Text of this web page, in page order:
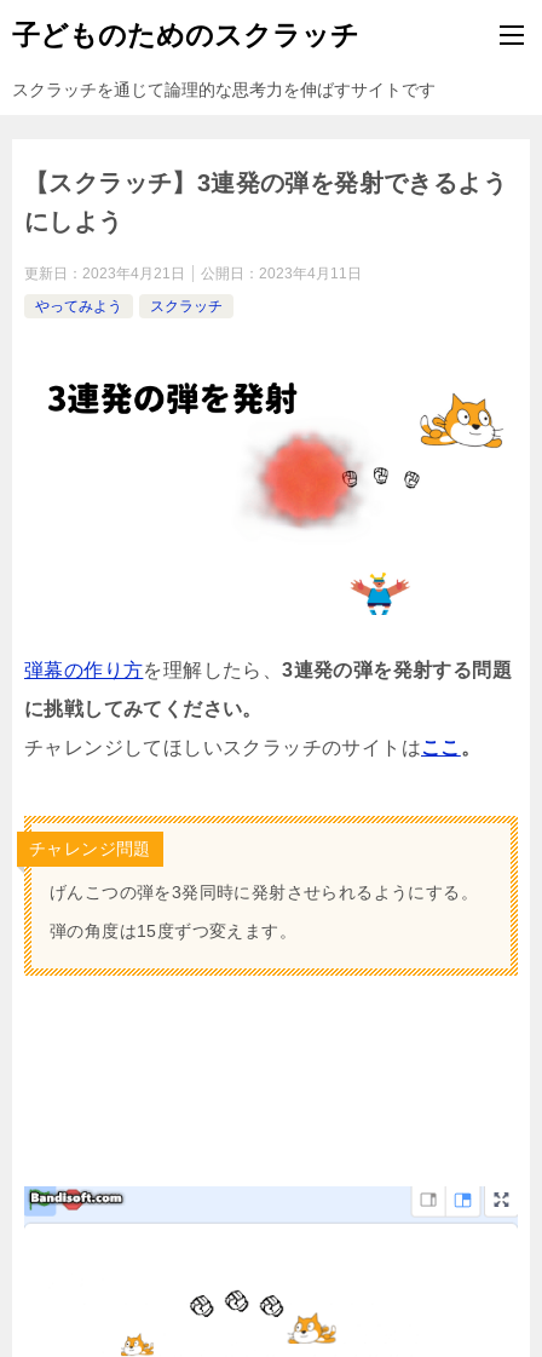
子どものためのスクラッチ
スクラッチを通じて論理的な思考力を伸ばすサイトです
【スクラッチ】3連発の弾を発射できるよう
にしよう
更新日： 2023年4月21日 公開日： 2023年4月11日
やってみよう
スクラッチ
弾幕の作り方を理解したら、3連発の弾を発射する問題
に挑戦してみてください。
チャレンジしてほしいスクラッチのサイトはここ 。
チャレンジ問題
げんこつの弾を3発同時に発射させられるようにする。
弾の角度は15度ずつ変えます。